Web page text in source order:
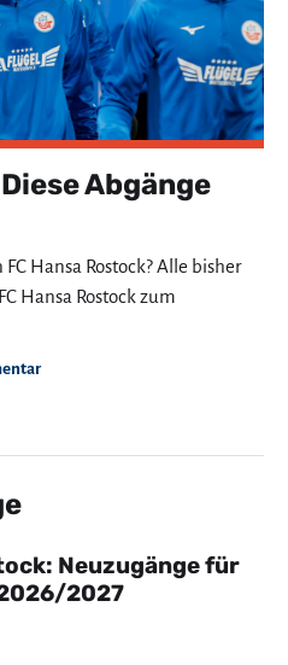
Abgänge
Hansa Rostock? Alle bisher
Hansa Rostock zum
Neuzugänge für
2027